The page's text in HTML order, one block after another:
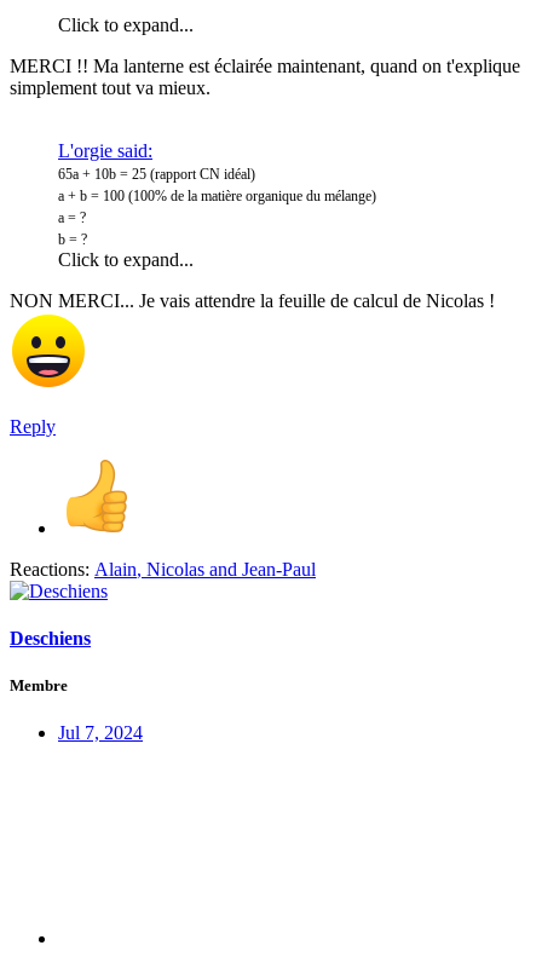
Click to expand...
MERCI !! Ma lanterne est éclairée maintenant, quand on t'explique
simplement tout va mieux.
L'orgie said:
65a + 10b = 25 (rapport CN idéal)
a + b = 100 (100% de la matière organique du mélange)
a = ?
b = ?
Click to expand...
NON MERCI... Je vais attendre la feuille de calcul de Nicolas !
Reply
Reactions: Alain, Nicolas and Jean-Paul
Deschiens
Membre
Jul 7, 2024